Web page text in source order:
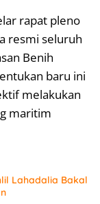
rapat pleno
resmi seluruh
Benih
baru ini
melakukan
maritim
Lahadalia Bakal